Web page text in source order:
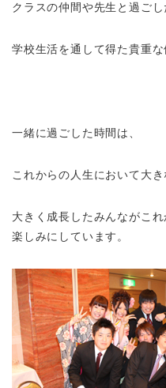
クラスの仲間や先生と過ごし
学校生活を通して得た貴重な
一緒に過ごした時間は、
これからの人生において大き
大きく成長したみんながこ
楽しみにしています。